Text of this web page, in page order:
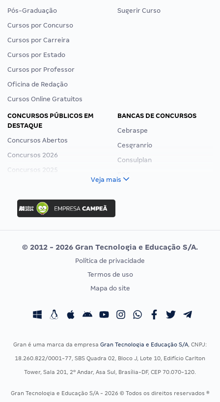
Pós-Graduação
Cursos por Concurso
Cursos por Carreira
Cursos por Estado
Cursos por Professor
Oficina de Redação
Cursos Online Gratuitos
Sugerir Curso
CONCURSOS PÚBLICOS EM
DESTAQUE
Concursos Abertos
Concursos 2026
Concursos 2025
Concurso Nacional Unificado
Concurso Ibama
Concurso MPU
Editais publicados
BANCAS DE CONCURSOS
Cebraspe
Cesgranrio
Consulplan
Vunesp
CONCURSOS POR PROFISSÃO
Concursos Fiscais
Residência Multiprofissional
EXAME DE ORDEM
Calendário OAB
Veja mais
© 2012 - 2026 Gran Tecnologia e Educação S/A.
Política de privacidade
Termos de uso
Mapa do site
Gran é uma marca da empresa Gran Tecnologia e Educação S/A, CNPJ:
18.260.822/0001-77, SBS Quadra 02, Bloco J, Lote 10, Edifício Carlton
Tower, Sala 201, 2º Andar, Asa Sul, Brasília-DF, CEP 70.070-120.
Gran Tecnologia e Educação S/A - 2026 © Todos os direitos reservados ®